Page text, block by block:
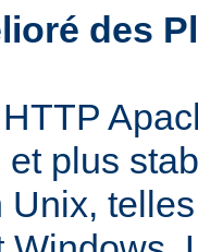
des
plus
Unix,